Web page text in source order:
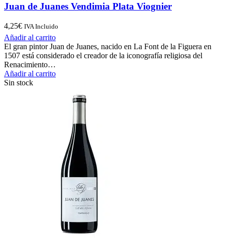
Juan de Juanes Vendimia Plata Viognier
4,25€ IVA Incluido
Añadir al carrito
El gran pintor Juan de Juanes, nacido en La Font de la Figuera en
1507 está considerado el creador de la iconografía religiosa del
Renacimiento…
Añadir al carrito
Sin stock